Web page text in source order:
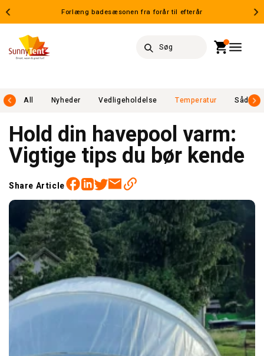
Forlæng badesæsonen fra forår til efterår
Søg
All Nyheder Vedligeholdelse Temperatur Sådan
Hold din havepool varm:
Vigtige tips du bør kende
Share Article Facebook
Linkedin
Twitter
Email